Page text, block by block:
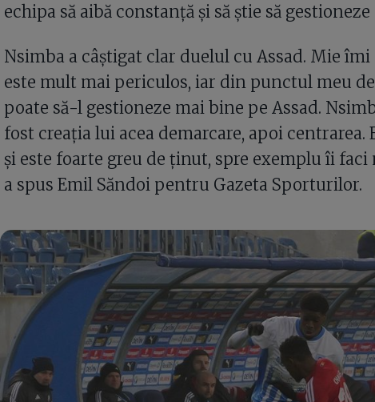
echipa să aibă constanță și să știe să
Nsimba a câștigat clar duelul cu Assad. Mie
este mult mai periculos, iar din punctul meu
poate să-l gestioneze mai bine pe Assad.
fost creația lui acea demarcare, apoi
și este foarte greu de ținut, spre exemplu îi faci
a spus Emil Săndoi pentru Gazeta Sporturilor.